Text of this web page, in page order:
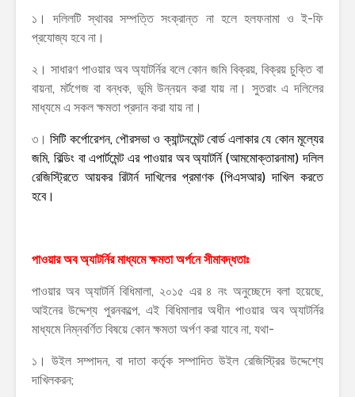
১। দলিলটি স্থাবর সম্পত্তি সংক্রান্ত না হলে হলফনামা ও ই-ফি
প্রযোজ্য হবে না।
২। সাধারণ পাওয়ার অব অ্যাটর্নির বলে কোন জমি বিক্রয়, বিক্রয় চুক্তি বা
বায়না, মর্টগেজ বা বন্ধক, ভূমি উন্নয়ন করা যায় না। সুতরাং এ দলিলের
মাধ্যমে এ সকল ক্ষমতা প্রদান করা যায় না।
৩।সিটি কর্পোরেশন, পৌরসভা ও ক্যান্টনমেন্ট বোর্ড এলাকার যে কোন মূল্যের
জমি, বিল্ডিং বা এপার্টমেন্ট এর পাওয়ার অব অ্যাটর্নি (আমমোক্তারনামা) দলিল
রেজিস্ট্রিতে আয়কর রিটার্ন দাখিলের প্রমাণক (পিএসআর) দাখিল করতে
হবে।
পাওয়ার অব অ্যাটর্নির মাধ্যমে ক্ষমতা অর্পনে সীমাবদ্ধতাঃ
পাওয়ার অব অ্যাটর্নি বিধিমালা, ২০১৫ এর ৪ নং অনুচ্ছেদে বলা হয়েছে,
আইনের উদ্দেশ্য পুরনকল্পে, এই বিধিমালার অধীন পাওয়ার অব অ্যাটর্নির
মাধ্যমে নিম্নবর্ণিত বিষয়ে কোন ক্ষমতা অর্পণ করা যাবে না, যথা-
১। উইল সম্পাদন, বা দাতা কর্তৃক সম্পাদিত উইল রেজিস্ট্রির উদ্দেশ্যে
দাখিলকরন;